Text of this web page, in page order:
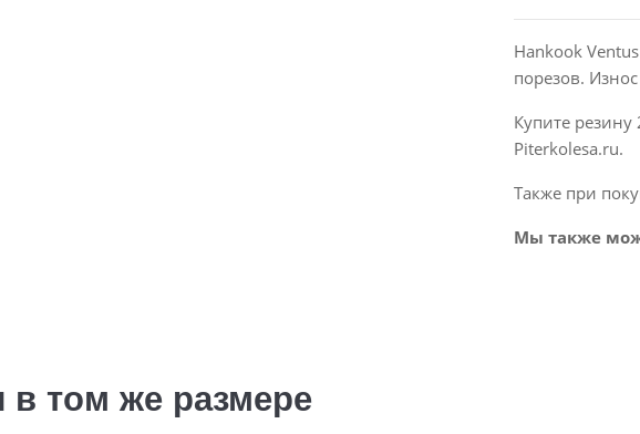
Hankook
порезов.
Купите резину
Piterkolesa.ru.
Также при
Мы также
том же размере